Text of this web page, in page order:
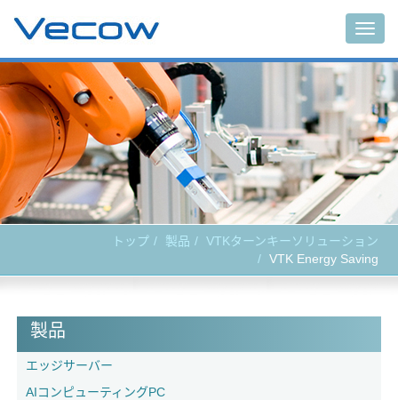
トップ 製品
VTKターンキーソリューション
VTK Energy Saving
製品
エッジサーバー
AIコンピューティングPC